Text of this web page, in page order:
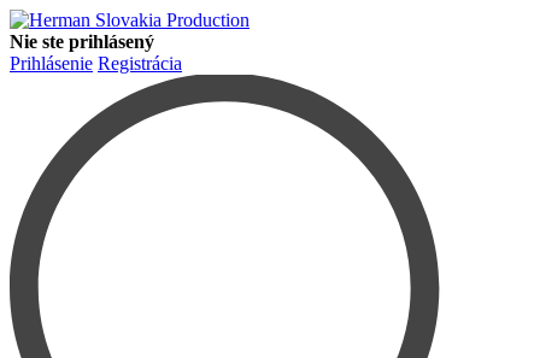
Nie ste prihlásený
Prihlásenie Registrácia